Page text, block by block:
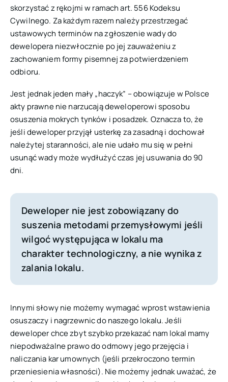
skorzystać z rękojmi w ramach art. 556Kodeksu
Cywilnego. Za każdym razem należy przestrzegać
ustawowych terminów na zgłoszenie wady do
dewelopera niezwłocznie po jej zauważeniu z
zachowaniem formy pisemnej za potwierdzeniem
odbioru.
Jest jednak jeden mały „haczyk” – obowiązuje w Polsce
akty prawne nie narzucają deweloperowi sposobu
osuszenia mokrych tynków i posadzek. Oznacza to, że
jeśli deweloper przyjął usterkę za zasadną i dochował
należytej staranności, ale nie udało mu się w pełni
usunąć wady może wydłużyć czas jej usuwania do 90
dni.
Deweloper nie jest zobowiązany do
suszenia metodami przemysłowymi jeśli
wilgoć występująca w lokalu ma
charakter technologiczny, a nie wynika z
zalania lokalu.
Innymi słowy nie możemy wymagać wprost wstawienia
osuszaczy i nagrzewnic do naszego lokalu. Jeśli
deweloper chce zbyt szybko przekazać nam lokal mamy
niepodważalne prawo do odmowy jego przejęcia i
naliczania kar umownych (jeśli przekroczono termin
przeniesienia własności). Nie możemy jednak uważać, że